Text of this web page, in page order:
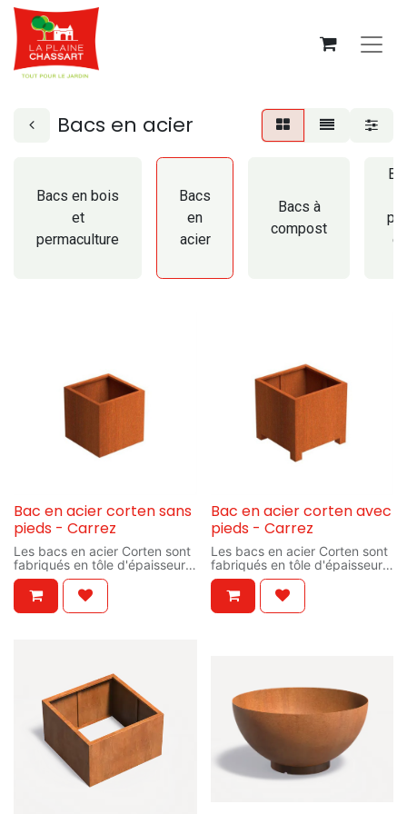
Bacs en acier
Bacs en bois
et
permaculture
Bacs
en
acier
Bacs à
compost
Bac en acier corten sans
pieds - Carrez
Les bacs en acier Corten sont
fabriqués en tôle d'épaisseur
2mm. Il est également
possible de les fabriquer avec
des épaisseurs de 3, 4 ou
s'oxyde en surface et se
recouvre dune pellicule de
rouille qui procure à ces bacs
un aspect authentique et
naturel. Cette pellicule de
surface protège le métal en
dessous de toute nouvelle
corrosion, garantissant au
produit une durée de vie
Bac en acier corten avec
pieds - Carrez
Les bacs en acier Corten sont
fabriqués en tôle d'épaisseur
2mm. Il est également
possible de les fabriquer avec
des épaisseurs de 3, 4 ou
recouvre dune pellicule de
rouille qui procure à ces bacs
un aspect authentique et
naturel. Cette pellicule de
surface protège le métal en
dessous de toute nouvelle
corrosion, garantissant au
produit une durée de vie